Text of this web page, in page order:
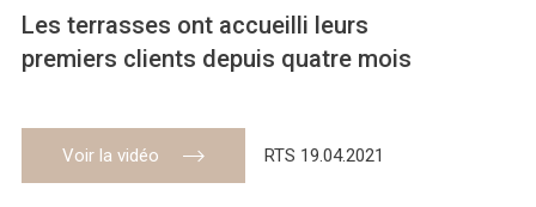
Les terrasses ont accueilli leurs
premiers clients depuis quatre mois
Voir la vidéo RTS 19.04.2021